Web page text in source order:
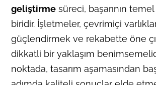
geliştirme süreci, başarının
biridir. İşletmeler, çevrimiçi
güçlendirmek ve rekabette öne
dikkatli bir yaklaşım
noktada, tasarım aşamasından